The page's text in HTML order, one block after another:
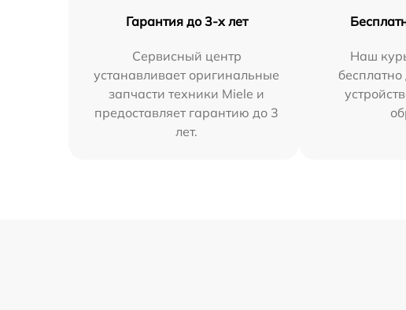
Гарантия до 3-х лет
Сервисный центр
устанавливает оригинальные
запчасти техники Miele и
предоставляет гарантию до 3
лет.
Наш